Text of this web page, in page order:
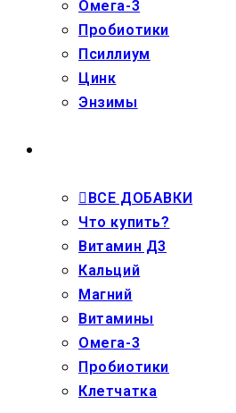
Омега-3
Пробиотики
Псиллиум
Цинк
Энзимы
ВСЕ ДОБАВКИ
Что купить?
Витамин Д3
Кальций
Магний
Витамины
Омега-3
Пробиотики
Клетчатка